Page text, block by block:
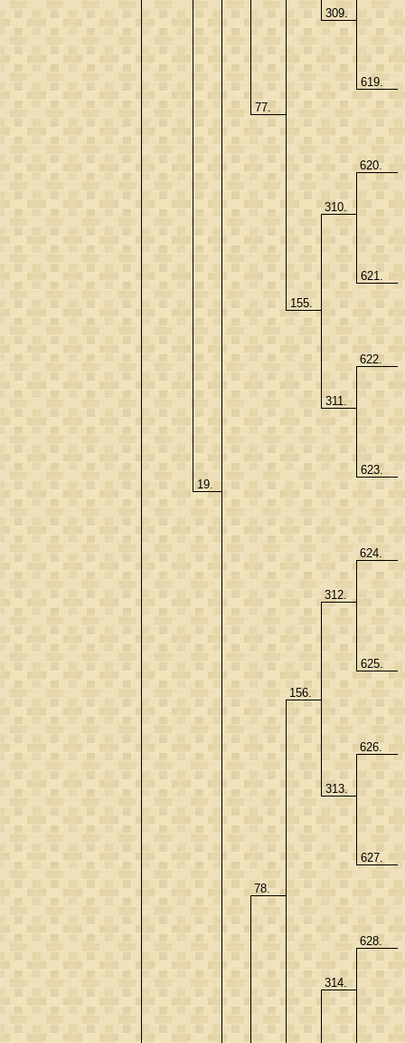
19.
77.
309.
619.
155.
310.
620.
621.
311.
622.
623.
78.
156.
312.
624.
625.
313.
626.
627.
314.
628.